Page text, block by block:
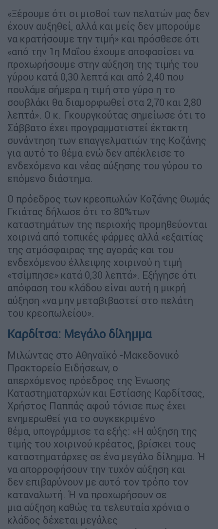
«Ξέρουμε ότι οι μισθοί των πελατών μας δεν
έχουν αυξηθεί, αλλά και μείς δεν μπορούμε
να κρατήσουμε την τιμή» και πρόσθεσε ότι
«από την 1η Μαΐου έχουμε αποφασίσει να
προχωρήσουμε στην αύξηση της τιμής του
γύρου κατά 0,30 λεπτά και από 2,40 που
πουλάμε σήμερα η τιμή στο γύρο η το
σουβλάκι θα διαμορφωθεί στα 2,70 και 2,80
λεπτά». Ο κ. Γκουργκούτας σημείωσε ότι το
Σάββατο έχει προγραμματιστεί έκτακτη
συνάντηση των επαγγελματιών της Κοζάνης
για αυτό το θέμα ενώ δεν απέκλεισε το
ενδεχόμενο και νέας αύξησης του γύρου το
επόμενο διάστημα.
Ο πρόεδρος των κρεοπωλών Κοζάνης Θωμάς
Γκιάτας δήλωσε ότι το 80%των
καταστημάτων της περιοχής προμηθεύονται
χοιρινά από τοπικές φάρμες αλλά «εξαιτίας
της ατμόσφαιρας της αγοράς και του
ενδεχόμενου έλλειψης χοιρινού η τιμή
«τσίμπησε» κατά 0,30 λεπτά». Εξήγησε ότι
απόφαση του κλάδου είναι αυτή η μικρή
αύξηση «να μην μεταβιβαστεί στο πελάτη
του κρεοπωλείου».
Καρδίτσα: Μεγάλο δίλημμα
Μιλώντας στο Αθηναϊκό -Μακεδονικό
Πρακτορείο Ειδήσεων, ο
απερχόμενος πρόεδρος της Ένωσης
Καταστηματαρχών και Εστίασης Καρδίτσας,
Χρήστος Παππάς αφού τόνισε πως έχει
ενημερωθεί για το συγκεκριμένο
θέμα, υπογράμμισε τα εξής: «Η αύξηση της
τιμής του χοιρινού κρέατος, βρίσκει τους
καταστηματάρχες σε ένα μεγάλο δίλημμα. Ή
να απορροφήσουν την τυχόν αύξηση και
δεν επιβαρύνουν με αυτό τον τρόπο τον
καταναλωτή. Ή να προχωρήσουν σε
μια αύξηση καθώς τα τελευταία χρόνια ο
κλάδος δέχεται μεγάλες